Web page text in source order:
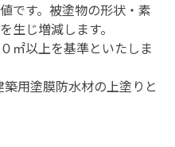
です。被塗物の形状・素
生じ増減します。
㎡以上を基準といたしま
用塗膜防水材の上塗りと